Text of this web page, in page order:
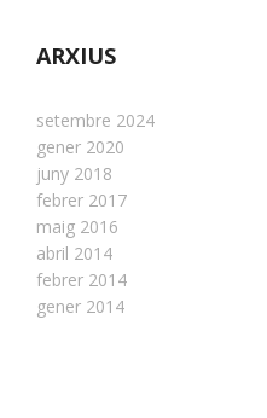
ARXIUS
setembre 2024
gener 2020
juny 2018
febrer 2017
maig 2016
abril 2014
febrer 2014
gener 2014